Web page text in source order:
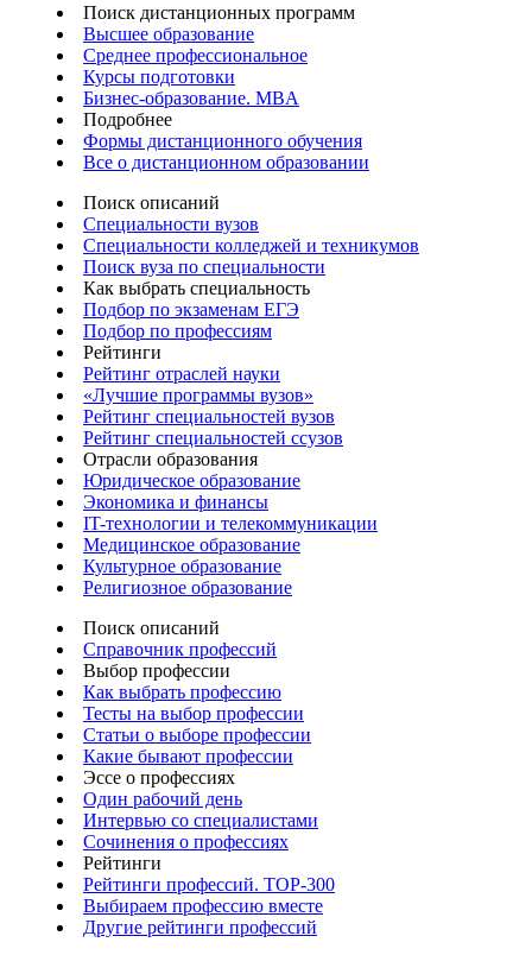
Поиск дистанционных программ
Высшее образование
Среднее профессиональное
Курсы подготовки
Бизнес-образование. MBA
Подробнее
Формы дистанционного обучения
Все о дистанционном образовании
Поиск описаний
Специальности вузов
Специальности колледжей и техникумов
Поиск вуза по специальности
Как выбрать специальность
Подбор по экзаменам ЕГЭ
Подбор по профессиям
Рейтинги
Рейтинг отраслей науки
«Лучшие программы вузов»
Рейтинг специальностей вузов
Рейтинг специальностей ссузов
Отрасли образования
Юридическое образование
Экономика и финансы
IT-технологии и телекоммуникации
Медицинское образование
Культурное образование
Религиозное образование
Поиск описаний
Справочник профессий
Выбор профессии
Как выбрать профессию
Тесты на выбор профессии
Статьи о выборе профессии
Какие бывают профессии
Эссе о профессиях
Один рабочий день
Интервью со специалистами
Сочинения о профессиях
Рейтинги
Рейтинги профессий. TOP-300
Выбираем профессию вместе
Другие рейтинги профессий